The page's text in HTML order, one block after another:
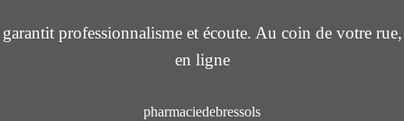
garantit professionnalisme et écoute. Au coin de votre rue,
en ligne
pharmaciedebressols